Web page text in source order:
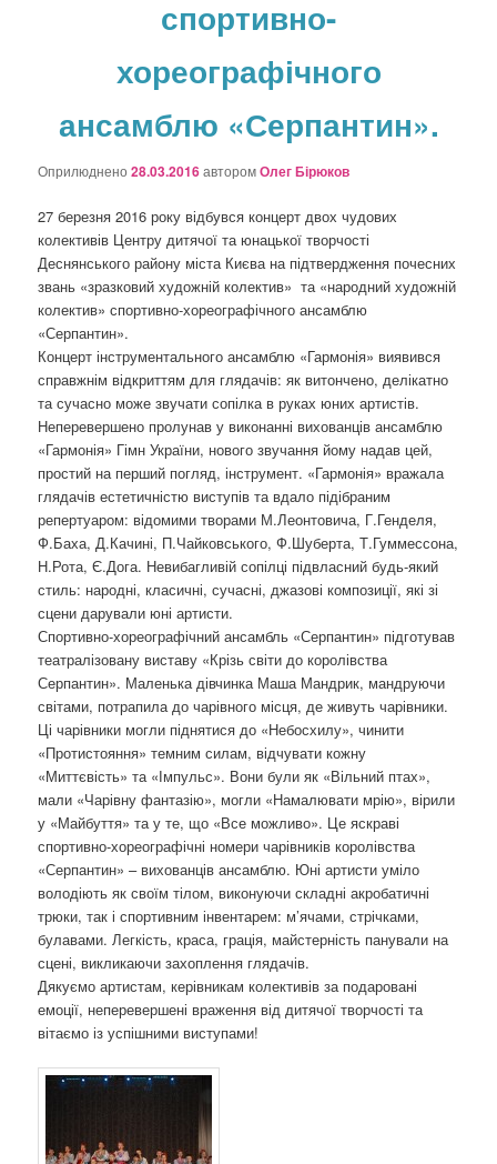
з
п
с
х
спортивно-
хореографічного
ансамблю «Серпантин».
Оприлюднено28.03.2016авторомОлег Бірюков
27 березня 2016 року відбувся концерт двох чудових
колективів Центру дитячої та юнацької творчості
Деснянського району міста Києва на підтвердження почесних
звань «зразковий художній колектив» та «народний художній
колектив» спортивно-хореографічного ансамблю
«Серпантин».
Концерт інструментального ансамблю «Гармонія» виявився
справжнім відкриттям для глядачів: як витончено, делікатно
та сучасно може звучати сопілка в руках юних артистів.
Неперевершено пролунав у виконанні вихованців ансамблю
«Гармонія» Гімн України, нового звучання йому надав цей,
простий на перший погляд, інструмент. «Гармонія» вражала
глядачів естетичністю виступів та вдало підібраним
репертуаром: відомими творами М.Леонтовича, Г.Генделя,
Ф.Баха, Д.Качині, П.Чайковського, Ф.Шуберта, Т.Гуммессона,
Н.Рота, Є.Дога. Невибагливій сопілці підвласний будь-який
стиль: народні, класичні, сучасні, джазові композиції, які зі
сцени дарували юні артисти.
Спортивно-хореографічний ансамбль «Серпантин» підготував
театралізовану виставу «Крізь світи до королівства
Серпантин». Маленька дівчинка Маша Мандрик, мандруючи
світами, потрапила до чарівного місця, де живуть чарівники.
Ці чарівники могли піднятися до «Небосхилу», чинити
«Протистояння» темним силам, відчувати кожну
«Миттєвість» та «Імпульс». Вони були як «Вільний птах»,
мали «Чарівну фантазію», могли «Намалювати мрію», вірили
у «Майбуття» та у те, що «Все можливо». Це яскраві
спортивно-хореографічні номери чарівників королівства
«Серпантин» – вихованців ансамблю. Юні артисти уміло
володіють як своїм тілом, виконуючи складні акробатичні
трюки, так і спортивним інвентарем: м’ячами, стрічками,
булавами. Легкість, краса, грація, майстерність панували на
сцені, викликаючи захоплення глядачів.
Дякуємо артистам, керівникам колективів за подаровані
емоції, неперевершені враження від дитячої творчості та
вітаємо із успішними виступами!